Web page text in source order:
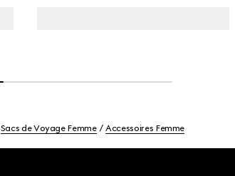
Sacs de Voyage Femme Accessoires Femme